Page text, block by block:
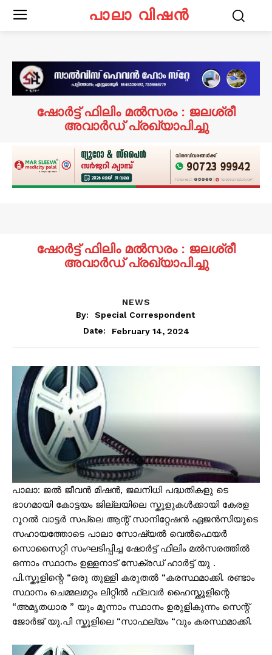
പാലാ വിഷൻ
ഷോർട്ട് ഫിലിം മൽസരം : ജലശ്രീ
അവാർഡ് പ്രഖ്യാപിച്ചു
ഷോർട്ട് ഫിലിം മൽസരം : ജലശ്രീ
അവാർഡ് പ്രഖ്യാപിച്ചു
NEWS
By:
Special Correspondent
Date:
February 14, 2024
പാലാ: ജൽ ജീവൻ മിഷൻ, ജലനിധി പദ്ധതികളു ടെ
ഭാഗമായി കോട്ടയം ജില്ലയിലെ സ്കൂളുകൾക്കായി കേരള
റൂറൽ വാട്ടർ സപ്ലെ ആന്റ് സാനിറ്റേഷൻ ഏജൻസിയുടെ
സഹായത്തോടെ പാലാ സോഷ്യൽ വെൽഫെയർ
സൊസൈറ്റി സംഘടിപ്പിച്ച ഷോർട്ട് ഫിലിം മൽസരത്തിൽ
ഒന്നാം സ്ഥാനം ഉള്ളനാട് സേക്രഡ്‌ ഹാർട്ട് യു .
പി.സ്കൂളിന്റെ “ഒരു തുള്ളി കരുതൽ “കരസ്ഥമാക്കി. രണ്ടാം
സ്ഥാനം ചെമ്മലമറ്റം ലിറ്റിൽ ഫ്ലവർ ഹൈസ്ക്കൂളിന്റെ
“അമൃതധാര ” യും മൂന്നാം സ്ഥാനം ഉരുളികുന്നം സെന്റ്
ജോർജ് യു.പി സ്കൂളിലെ “സാഫല്യം “വും കരസ്ഥമാക്കി.